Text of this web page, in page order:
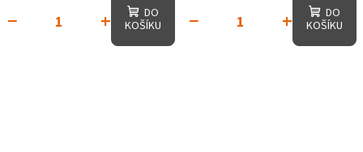
+
−
DO
KOŠÍKU
+
−
DO
KOŠÍKU